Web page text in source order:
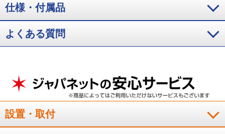
仕様・付属品
よくある質問
設置・取付